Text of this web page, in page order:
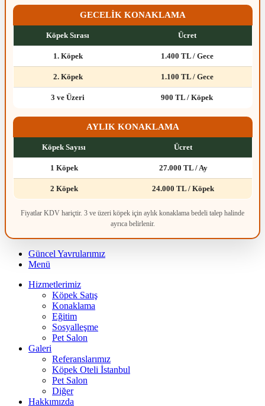
GECELIK KONAKLAMA
Köpek Sırası Ücret
1. Köpek 1.400 TL / Gece
2. Köpek 1.100 TL / Gece
3 ve Üzeri 900 TL / Köpek
AYLIK KONAKLAMA
Köpek Sayısı Ücret
1 Köpek 27.000 TL / Ay
2 Köpek 24.000 TL / Köpek
Fiyatlar KDV hariçtir. 3 ve üzeri köpek için aylık konaklama bedeli talep halinde
ayrıca belirlenir.
Güncel Yavrularımız
Menü
Hizmetlerimiz
Köpek Satış
Konaklama
Eğitim
Sosyalleşme
Pet Salon
Galeri
Referanslarımız
Köpek Oteli İstanbul
Pet Salon
Diğer
Hakkımızda